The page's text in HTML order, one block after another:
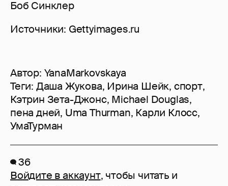
Боб Синклер
Источники: Gettyimages.ru
Автор: YanaMarkovskaya
Теги: Даша Жукова, Ирина Шейк, спорт,
Кэтрин Зета-Джонс, Michael Douglas,
пена дней, Uma Thurman, Карли Клосс,
УмаТурман
36
Войдите в аккаунт, чтобы читать и